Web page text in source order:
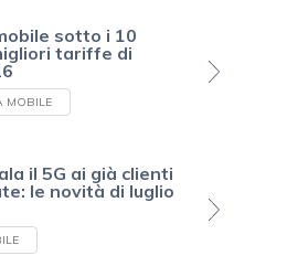
sotto i 10
tariffe di
MOBILE
il 5G ai già clienti
le novità di luglio